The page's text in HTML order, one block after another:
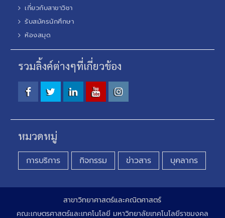
เกี่ยวกับสาขาวิชา
รับสมัครนักศึกษา
ห้องสมุด
รวมลิ้งค์ต่างๆที่เกี่ยวข้อง
หมวดหมู่
การบริการ กิจกรรม ข่าวสาร บุคลากร
สาขาวิทยาศาสตร์และคณิตศาสตร์
คณะเกษตรศาสตร์และเทคโนโลยี มหาวิทยาลัยเทคโนโลยีราชมงคล